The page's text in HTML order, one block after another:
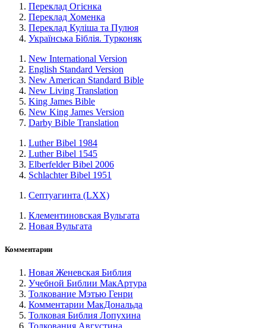
Переклад Огієнка
Переклад Хоменка
Переклад Куліша та Пулюя
Українська Біблія. Турконяк
New International Version
English Standard Version
New American Standard Bible
New Living Translation
King James Bible
New King James Version
Darby Bible Translation
Luther Bibel 1984
Luther Bibel 1545
Elberfelder Bibel 2006
Schlachter Bibel 1951
Септуагинта (LXX)
Клементиновская Вульгата
Новая Вульгата
Комментарии
Новая Женевская Библия
Учебной Библии МакАртура
Толкование Мэтью Генри
Комментарии МакДональда
Толковая Библия Лопухина